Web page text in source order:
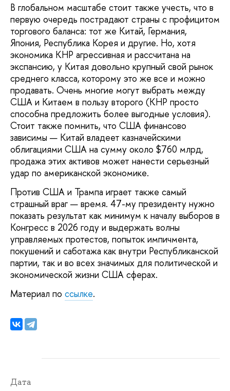
В глобальном масштабе стоит также учесть, что в
первую очередь пострадают страны с профицитом
торгового баланса: тот же Китай, Германия,
Япония, Республика Корея и другие. Но, хотя
экономика КНР агрессивная и рассчитана на
экспансию, у Китая довольно крупный свой рынок
среднего класса, которому это же все и можно
продавать. Очень многие могут выбрать между
США и Китаем в пользу второго (КНР просто
способна предложить более выгодные условия).
Стоит также помнить, что США финансово
зависимы — Китай владеет казначейскими
облигациями США на сумму около $760 млрд,
продажа этих активов может нанести серьезный
удар по американской экономике.
Против США и Трампа играет также самый
страшный враг — время. 47-му президенту нужно
показать результат как минимум к началу выборов в
Конгресс в 2026 году и выдержать волны
управляемых протестов, попыток импичмента,
покушений и саботажа как внутри Республиканской
партии, так и во всех значимых для политической и
экономической жизни США сферах.
Материал по ссылке.
Дата